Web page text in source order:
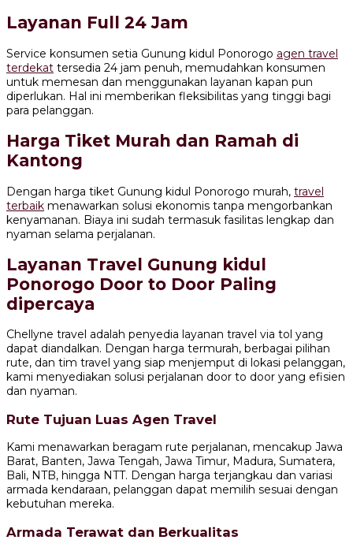
Layanan Full 24 Jam
Service konsumen setia Gunung kidul Ponorogo agen travel
terdekat tersedia 24 jam penuh, memudahkan konsumen
untuk memesan dan menggunakan layanan kapan pun
diperlukan. Hal ini memberikan fleksibilitas yang tinggi bagi
para pelanggan.
Harga Tiket Murah dan Ramah di
Kantong
Dengan harga tiket Gunung kidul Ponorogo murah, travel
terbaik menawarkan solusi ekonomis tanpa mengorbankan
kenyamanan. Biaya ini sudah termasuk fasilitas lengkap dan
nyaman selama perjalanan.
Layanan Travel Gunung kidul
Ponorogo Door to Door Paling
dipercaya
Chellyne travel adalah penyedia layanan travel via tol yang
dapat diandalkan. Dengan harga termurah, berbagai pilihan
rute, dan tim travel yang siap menjemput di lokasi pelanggan,
kami menyediakan solusi perjalanan door to door yang efisien
dan nyaman.
Rute Tujuan Luas Agen Travel
Kami menawarkan beragam rute perjalanan, mencakup Jawa
Barat, Banten, Jawa Tengah, Jawa Timur, Madura, Sumatera,
Bali, NTB, hingga NTT. Dengan harga terjangkau dan variasi
armada kendaraan, pelanggan dapat memilih sesuai dengan
kebutuhan mereka.
Armada Terawat dan Berkualitas